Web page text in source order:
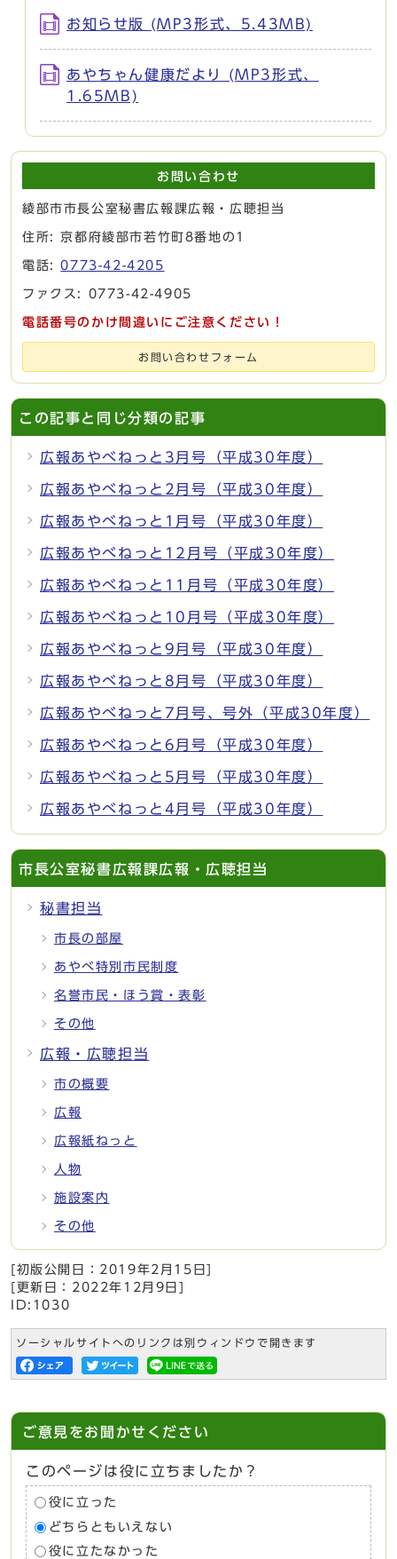
お知らせ版 (MP3形式、5.43MB)
あやちゃん健康だより (MP3形式、
1.65MB)
お問い合わせ
綾部市市長公室秘書広報課広報・広聴担当
住所: 京都府綾部市若竹町8番地の1
電話:0773-42-4205
ファクス: 0773-42-4905
電話番号のかけ間違いにご注意ください！
お問い合わせフォーム
この記事と同じ分類の記事
広報あやべねっと3月号（平成30年度）
広報あやべねっと2月号（平成30年度）
広報あやべねっと1月号（平成30年度）
広報あやべねっと12月号（平成30年度）
広報あやべねっと11月号（平成30年度）
広報あやべねっと10月号（平成30年度）
広報あやべねっと9月号（平成30年度）
広報あやべねっと8月号（平成30年度）
広報あやべねっと7月号、号外（平成30年度）
広報あやべねっと6月号（平成30年度）
広報あやべねっと5月号（平成30年度）
広報あやべねっと4月号（平成30年度）
市長公室秘書広報課広報・広聴担当
秘書担当
市長の部屋
あやべ特別市民制度
名誉市民・ほう賞・表彰
その他
広報・広聴担当
市の概要
広報
広報紙ねっと
人物
施設案内
その他
[初版公開日： 2019年2月15日
[更新日： 2022年12月9日
ID:1030
ソーシャルサイトへのリンクは別ウィンドウで開きます
ご意見をお聞かせください
このページは役に立ちましたか？
役に立った
どちらともいえない
役に立たなかった